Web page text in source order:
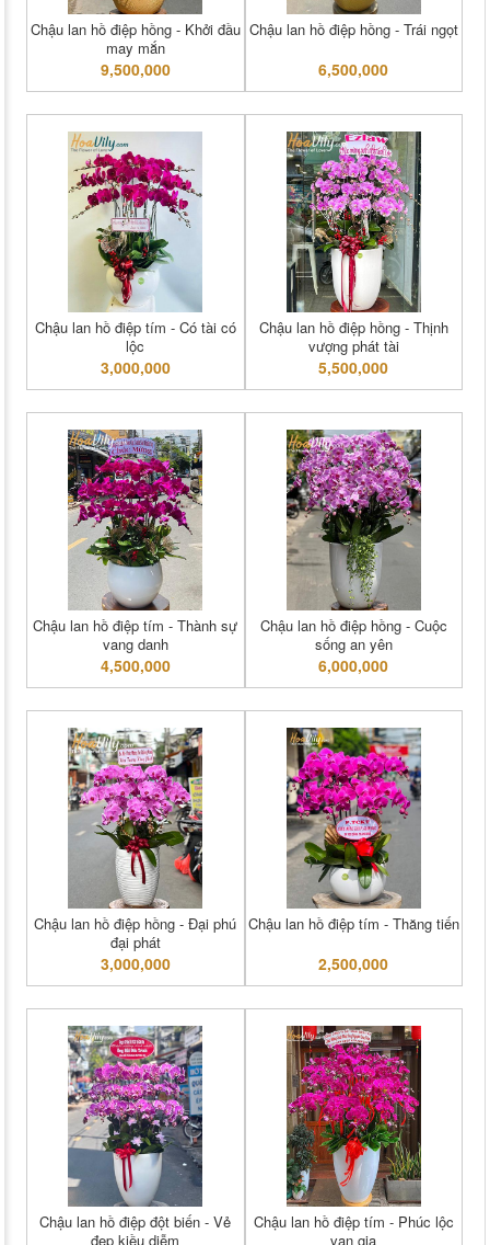
Chậu lan hồ điệp hồng - Khởi đầu
may mắn
9,500,000
Chậu lan hồ điệp hồng - Trái ngọt
6,500,000
Chậu lan hồ điệp tím - Có tài có
lộc
3,000,000
Chậu lan hồ điệp hồng - Thịnh
vượng phát tài
5,500,000
Chậu lan hồ điệp tím - Thành sự
vang danh
4,500,000
Chậu lan hồ điệp hồng - Cuộc
sống an yên
6,000,000
Chậu lan hồ điệp hồng - Đại phú
đại phát
3,000,000
Chậu lan hồ điệp tím - Thăng tiến
2,500,000
Chậu lan hồ điệp đột biến - Vẻ
đẹp kiều diễm
Chậu lan hồ điệp tím - Phúc lộc
vạn gia